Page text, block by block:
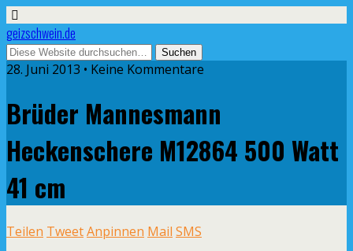
geizschwein.de
28. Juni 2013 • Keine Kommentare
Brüder Mannesmann
Heckenschere M12864 500 Watt
41 cm
Teilen TweetAnpinnen Mail SMS